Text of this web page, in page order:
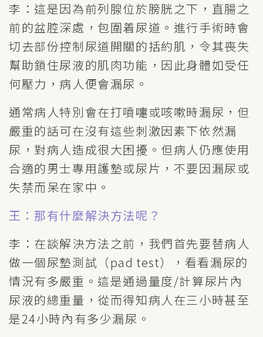
李：這是因為前列腺位於膀胱之下，直腸之
前的盆腔深處，包圍着尿道。進行手術時會
切去部份控制尿道開關的括約肌，令其喪失
幫助鎖住尿液的肌肉功能，因此身體如受任
何壓力，病人便會漏尿。
通常病人特別會在打噴嚏或咳嗽時漏尿，但
嚴重的話可在沒有這些刺激因素下依然漏
尿，對病人造成很大困擾。但病人仍應使用
合適的男士專用護墊或尿片，不要因漏尿或
失禁而呆在家中。
王：那有什麼解決方法呢？
李：在談解決方法之前，我們首先要替病人
做一個尿墊測試（pad test），看看漏尿的
情況有多嚴重。這是通過量度/計算尿片內
尿液的總重量，從而得知病人在三小時甚至
是24小時內有多少漏尿。